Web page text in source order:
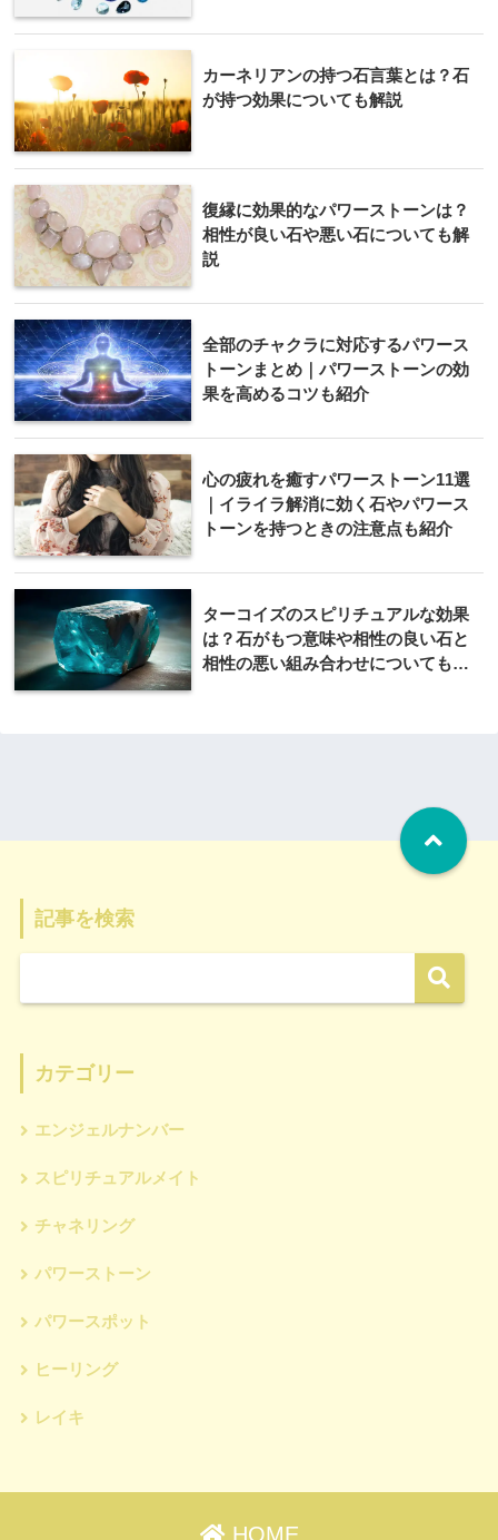
カーネリアンの持つ石言葉とは？石
が持つ効果についても解説
復縁に効果的なパワーストーンは？
相性が良い石や悪い石についても解
説
全部のチャクラに対応するパワース
トーンまとめ｜パワーストーンの効
果を高めるコツも紹介
心の疲れを癒すパワーストーン11選
｜イライラ解消に効く石やパワース
トーンを持つときの注意点も紹介
ターコイズのスピリチュアルな効果
は？石がもつ意味や相性の良い石と
相性の悪い組み合わせについても解
記事を検索
カテゴリー
エンジェルナンバー
スピリチュアルメイト
チャネリング
パワーストーン
パワースポット
ヒーリング
レイキ
HOME